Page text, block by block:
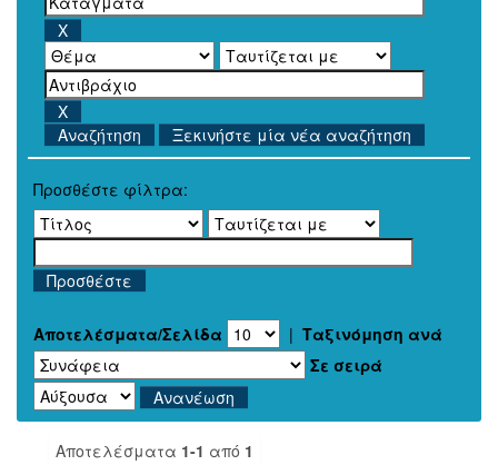
Ξεκινήστε μία νέα αναζήτηση
Προσθέστε φίλτρα:
Αποτελέσματα/Σελίδα | Ταξινόμηση ανά
Σε σειρά
Αποτελέσματα 1-1 από 1